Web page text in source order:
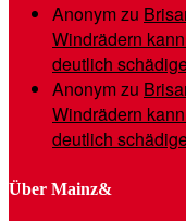
Anonymzu
Windrädern
deutlich
Anonymzu
Windrädern
deutlich
Über Mainz&